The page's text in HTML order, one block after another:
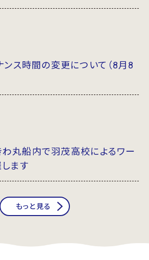
ンス時間の変更について（8月8
わ丸船内で羽茂高校によるワー
ます
もっと見る